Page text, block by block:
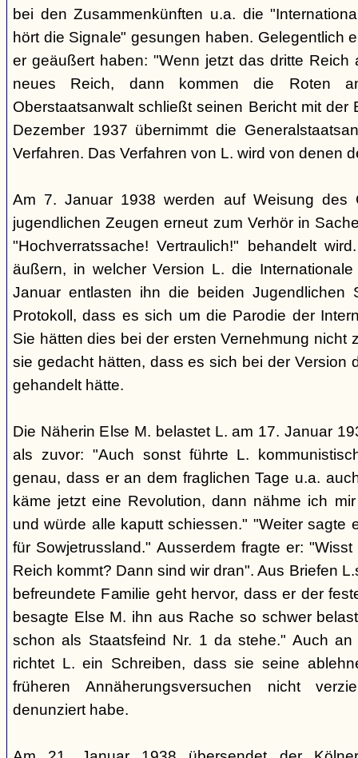
bei den Zusammenkünften u.a. die
hört die Signale" gesungen haben. Gelegentlich
er geäußert haben: "Wenn jetzt das dritte Reich
neues Reich, dann kommen die Roten
Oberstaatsanwalt schließt seinen Bericht mit der
Dezember 1937 übernimmt die
Verfahren. Das Verfahren von L. wird von denen
Am 7. Januar 1938 werden auf Weisung des
jugendlichen Zeugen erneut zum Verhör in
"Hochverratssache! Vertraulich!" behandelt
äußern, in welcher Version L. die
Januar entlasten ihn die beiden
Protokoll, dass es sich um die Parodie der
Sie hätten dies bei der ersten Vernehmung nicht
sie gedacht hätten, dass es sich bei der Version
gehandelt hätte.
Die Näherin Else M. belastet L. am 17. Januar
als zuvor: "Auch sonst führte L.
genau, dass er an dem fraglichen Tage u.a.
käme jetzt eine Revolution, dann nähme ich
und würde alle kaputt schiessen." "Weiter sagte
für Sowjetrussland." Ausserdem fragte er:
Reich kommt? Dann sind wir dran". Aus Briefen
befreundete Familie geht hervor, dass er der
besagte Else M. ihn aus Rache so schwer
schon als Staatsfeind Nr. 1 da stehe." Auch an
richtet L. ein Schreiben, dass sie seine
früheren Annäherungsversuchen nicht
denunziert habe.